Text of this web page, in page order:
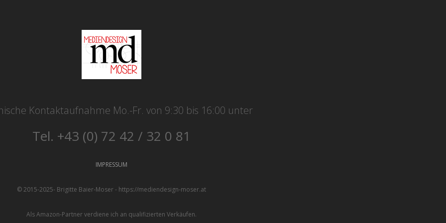
Kontaktaufnahme Mo.-Fr. von 9:30 bis 16:00 unter
Tel. +43 (0) 72 42 / 32 0 81
IMPRESSUM
© 2015-2025- Brigitte Baier-Moser - https://mediendesign-moser.at
Als Amazon-Partner verdiene ich an qualifizierten Verkäufen.